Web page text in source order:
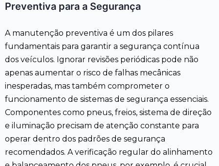
Preventiva para a Segurança
A manutenção preventiva é um dos pilares
fundamentais para garantir a segurança contínua
dos veículos. Ignorar revisões periódicas pode não
apenas aumentar o risco de falhas mecânicas
inesperadas, mas também comprometer o
funcionamento de sistemas de segurança essenciais.
Componentes como pneus, freios, sistema de direção
e iluminação precisam de atenção constante para
operar dentro dos padrões de segurança
recomendados. A verificação regular do alinhamento